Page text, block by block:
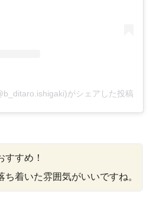
がシェアした投稿
すすめ！
ち着いた雰囲気がいいですね。